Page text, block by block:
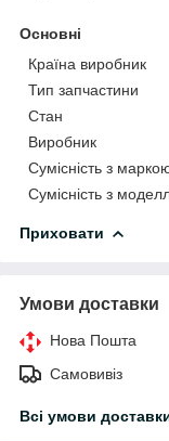
Основні
Країна виробник
Тип запчастини
Стан
Виробник
Сумісність з
Сумісність з
Приховати
Умови доставки
Нова Пошта
Самовивіз
Всі умови